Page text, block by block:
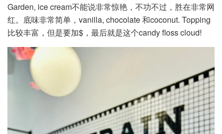
Garden, ice cream不能说非常惊艳，不功不过，胜在非常网
红。底味非常简单，vanilla, chocolate 和coconut. Topping
比较丰富，但是要加$，最后就是这个candy floss cloud!